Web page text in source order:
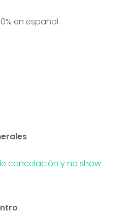
en español
cancelación y no show